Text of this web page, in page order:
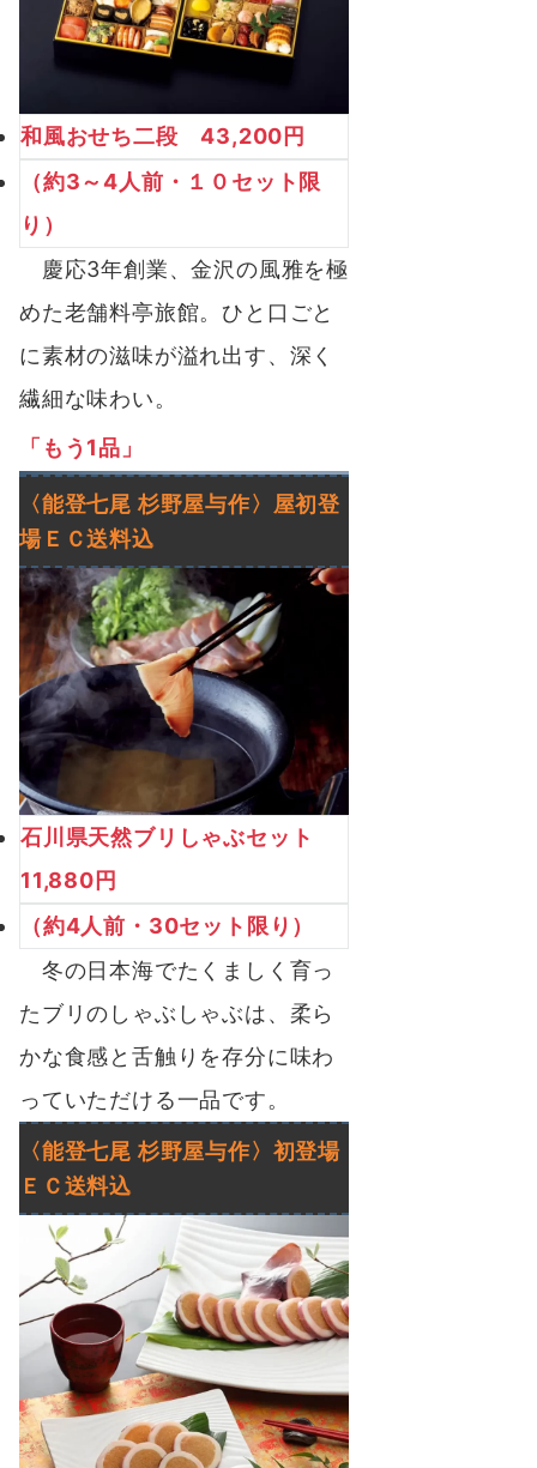
和風おせち二段 43,200円
（約3～4人前・１０セット限
り）
慶応3年創業、金沢の風雅を極
めた老舗料亭旅館。ひと口ごと
に素材の滋味が溢れ出す、深く
繊細な味わい。
「もう1品」
〈能登七尾 杉野屋与作〉 屋初登
場ＥＣ送料込
石川県天然ブリしゃぶセット
11,880円
（約4人前・30セット限り）
冬の日本海でたくましく育っ
たブリのしゃぶしゃぶは、柔ら
かな食感と舌触りを存分に味わ
っていただける一品です。
〈能登七尾 杉野屋与作〉 初登場
ＥＣ送料込